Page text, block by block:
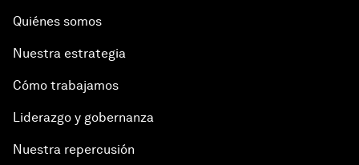
Quiénes somos
Nuestra estrategia
Cómo trabajamos
Liderazgo y gobernanza
Nuestra repercusión